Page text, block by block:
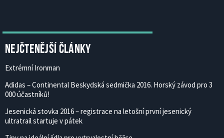
Nejčtenější články
Extrémní Ironman
Adidas – Continental Beskydská sedmička 2016. Horský závod pro 3
000 účastníků!
Jesenická stovka 2016 – registrace na letošní první jesenický
ultratrail startuje v pátek